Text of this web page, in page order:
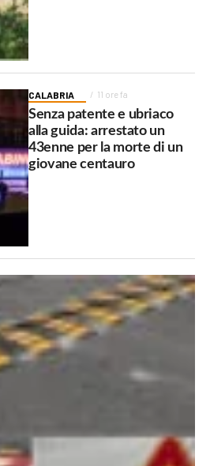
CALABRIA 11 ore fa
Senza patente e ubriaco
alla guida: arrestato un
43enne per la morte di un
giovane centauro